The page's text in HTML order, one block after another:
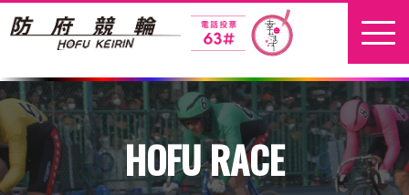
ホーム
新着情報 HOFU RACE